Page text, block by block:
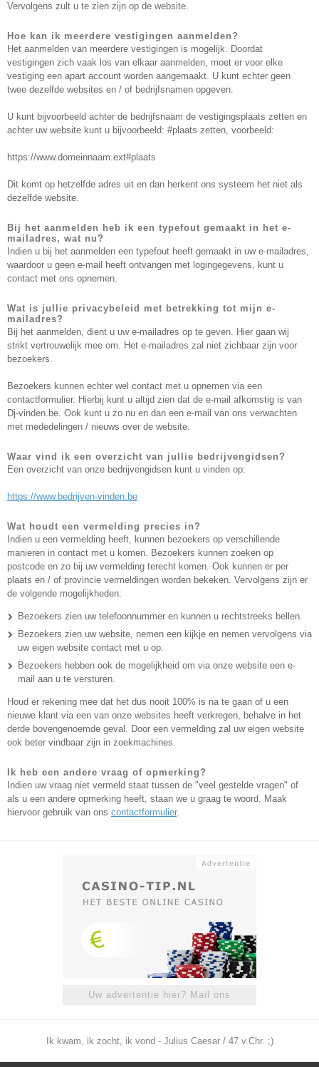
Vervolgens zult u te zien zijn op de website.
Hoe kan ik meerdere vestigingen aanmelden?
Het aanmelden van meerdere vestigingen is mogelijk. Doordat
vestigingen zich vaak los van elkaar aanmelden, moet er voor elke
vestiging een apart account worden aangemaakt. U kunt echter geen
twee dezelfde websites en / of bedrijfsnamen opgeven.
U kunt bijvoorbeeld achter de bedrijfsnaam de vestigingsplaats zetten en
achter uw website kunt u bijvoorbeeld: #plaats zetten, voorbeeld:
https://www.domeinnaam.ext#plaats
Dit komt op hetzelfde adres uit en dan herkent ons systeem het niet als
dezelfde website.
Bij het aanmelden heb ik een typefout gemaakt in het e-
mailadres, wat nu?
Indien u bij het aanmelden een typefout heeft gemaakt in uw e-mailadres,
waardoor u geen e-mail heeft ontvangen met logingegevens, kunt u
contact met ons opnemen.
Wat is jullie privacybeleid met betrekking tot mijn e-
mailadres?
Bij het aanmelden, dient u uw e-mailadres op te geven. Hier gaan wij
strikt vertrouwelijk mee om. Het e-mailadres zal niet zichbaar zijn voor
bezoekers.
Bezoekers kunnen echter wel contact met u opnemen via een
contactformulier. Hierbij kunt u altijd zien dat de e-mail afkomstig is van
Dj-vinden.be. Ook kunt u zo nu en dan een e-mail van ons verwachten
met mededelingen / nieuws over de website.
Waar vind ik een overzicht van jullie bedrijvengidsen?
Een overzicht van onze bedrijvengidsen kunt u vinden op:
https://www.bedrijven-vinden.be
Wat houdt een vermelding precies in?
Indien u een vermelding heeft, kunnen bezoekers op verschillende
manieren in contact met u komen. Bezoekers kunnen zoeken op
postcode en zo bij uw vermelding terecht komen. Ook kunnen er per
plaats en / of provincie vermeldingen worden bekeken. Vervolgens zijn er
de volgende mogelijkheden:
Bezoekers zien uw telefoonnummer en kunnen u rechtstreeks bellen.
Bezoekers zien uw website, nemen een kijkje en nemen vervolgens via
uw eigen website contact met u op.
Bezoekers hebben ook de mogelijkheid om via onze website een e-
mail aan u te versturen.
Houd er rekening mee dat het dus nooit 100% is na te gaan of u een
nieuwe klant via een van onze websites heeft verkregen, behalve in het
derde bovengenoemde geval. Door een vermelding zal uw eigen website
ook beter vindbaar zijn in zoekmachines.
Ik heb een andere vraag of opmerking?
Indien uw vraag niet vermeld staat tussen de "veel gestelde vragen" of
als u een andere opmerking heeft, staan we u graag te woord. Maak
hiervoor gebruik van ons contactformulier.
Uw advertentie hier? Mail ons
Ik kwam, ik zocht, ik vond - Julius Caesar / 47 v.Chr. ;)